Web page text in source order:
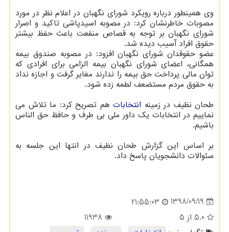
وی همینطور درباره رویكرد شورای نگهبان در اعلام نظر در مورد
مصوبات خاطرنشان كرد: در مصوبه اسیدپاشی تاكید و اصرار
شورای نگهبان بر توجه به قصاص منفعت باعث حفظ بیشتر
حقوق افراد آسیب دیده شد.
عضو حقوقدان شورای نگهبان افزود: در مصوبه صندوق بیمه
همگانی، اعضای شورای نگهبان بیمه الزامی برای افرادی كه
توان مالی پرداخت حق بیمه را ندارند مغایر گرفت و اجازه نداد
به حقوق مردم مستضعف لطمه زده شود.
طحان نظیف در زمینه انتخابات هم تصریح كرد: ما تلاش می
نماییم در انتخابات یك داور ملی بی طرف و حافظ حق الناس
باشیم.
بر اساس این گزارش طحان نظیف در انتها این جلسه به
سئوالات دانشجویان پاسخ داد.
1398/09/19
21:55:03
5.0 از 5
11938